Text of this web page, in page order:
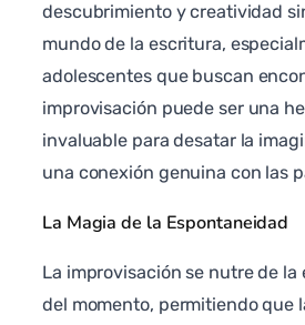
descubrimiento y creatividad
mundo de la escritura,
adolescentes que buscan
improvisación puede ser una
invaluable para desatar la
una conexión genuina con las
La Magia de la Espontaneidad
La improvisación se nutre de la
del momento, permitiendo que